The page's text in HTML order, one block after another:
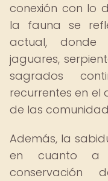
conexión con lo
la fauna se
actual, donde
jaguares,
sagrados
recurrentes en el
de las
Además, la
en cuanto a
conservación